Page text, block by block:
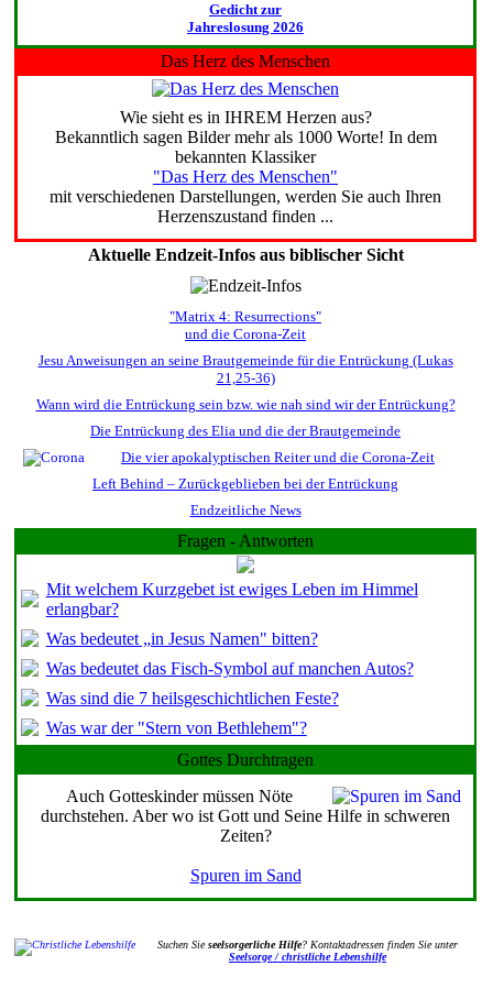
Gedicht zur
Jahreslosung 2026
Das Herz des Menschen
Wie sieht es in IHREM Herzen aus?
Bekanntlich sagen Bilder mehr als 1000 Worte! In dem
bekannten Klassiker
"Das Herz des Menschen"
mit verschiedenen Darstellungen, werden Sie auch Ihren
Herzenszustand finden ...
Aktuelle Endzeit-Infos aus biblischer Sicht
"Matrix 4: Resurrections"
und die Corona-Zeit
Jesu Anweisungen an seine Brautgemeinde für die Entrückung (Lukas
21,25-36)
Wann wird die Entrückung sein bzw. wie nah sind wir der Entrückung?
Die Entrückung des Elia und die der Brautgemeinde
Die vier apokalyptischen Reiter und die Corona-Zeit
Left Behind – Zurückgeblieben bei der Entrückung
Endzeitliche News
Fragen - Antworten
Mit welchem Kurzgebet ist ewiges Leben im Himmel
erlangbar?
Was bedeutet „in Jesus Namen" bitten?
Was bedeutet das Fisch-Symbol auf manchen Autos?
Was sind die 7 heilsgeschichtlichen Feste?
Was war der "Stern von Bethlehem"?
Gottes Durchtragen
Auch Gotteskinder müssen Nöte
durchstehen. Aber wo ist Gott und Seine Hilfe in schweren
Zeiten?
Spuren im Sand
Suchen Sieseelsorgerliche Hilfe? Kontaktadressen finden Sie unter
Seelsorge / christliche Lebenshilfe